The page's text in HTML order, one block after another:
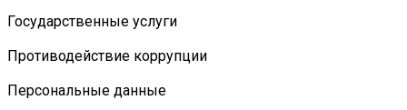
Государственные услуги
Противодействие коррупции
Персональные данные